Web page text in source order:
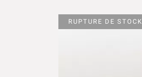
RUPTURE DE STOCK